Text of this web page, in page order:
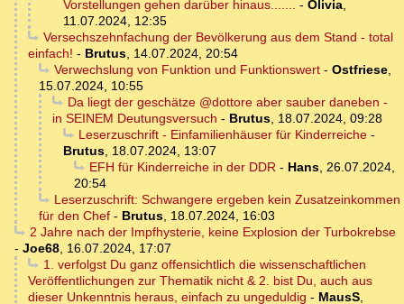
Vorstellungen gehen darüber hinaus....... - Olivia,
11.07.2024, 12:35
Versechszehnfachung der Bevölkerung aus dem Stand - total
einfach! - Brutus, 14.07.2024, 20:54
Verwechslung von Funktion und Funktionswert- Ostfriese,
15.07.2024, 10:55
Da liegt der geschätze @dottore aber sauber daneben -
in SEINEM Deutungsversuch - Brutus, 18.07.2024, 09:28
Leserzuschrift - Einfamilienhäuser für Kinderreiche-
Brutus, 18.07.2024, 13:07
EFH für Kinderreiche in der DDR- Hans, 26.07.2024,
20:54
Leserzuschrift: Schwangere ergeben kein Zusatzeinkommen
für den Chef - Brutus, 18.07.2024, 16:03
2 Jahre nach der Impfhysterie, keine Explosion der Turbokrebse
- Joe68, 16.07.2024, 17:07
1. verfolgst Du ganz offensichtlich die wissenschaftlichen
Veröffentlichungen zur Thematik nicht & 2. bist Du, auch aus
dieser Unkenntnis heraus, einfach zu ungeduldig - MausS,